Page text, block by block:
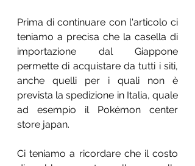
Prima di continuare con l'articolo ci
teniamo a precisa che la casella di
importazione dal Giappone
permette di acquistare da tutti i siti,
anche quelli per i quali non è
prevista la spedizione in Italia, quale
ad esempio il Pokémon center
store japan.
Ci teniamo a ricordare che il costo